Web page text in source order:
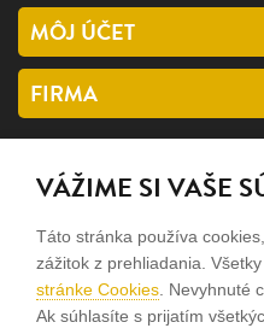
MÔJ ÚČET
FIRMA
SLEDUJTE NÁS
facebook
instagram
VÁŽIME SI VAŠE
Táto stránka používa
zážitok z prehliadania.
stránke Cookies . Nevyhnuté
Ak súhlasíte s prijatím